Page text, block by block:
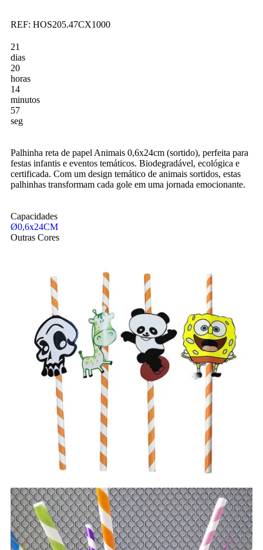
REF: HOS205.47CX1000
21
dias
20
horas
14
minutos
56
seg
Palhinha reta de papel Animais 0,6x24cm (sortido), perfeita para
festas infantis e eventos temáticos. Biodegradável, ecológica e
certificada. Com um design temático de animais sortidos, estas
palhinhas transformam cada gole em uma jornada emocionante.
Capacidades
Ø0,6x24CM
Outras Cores